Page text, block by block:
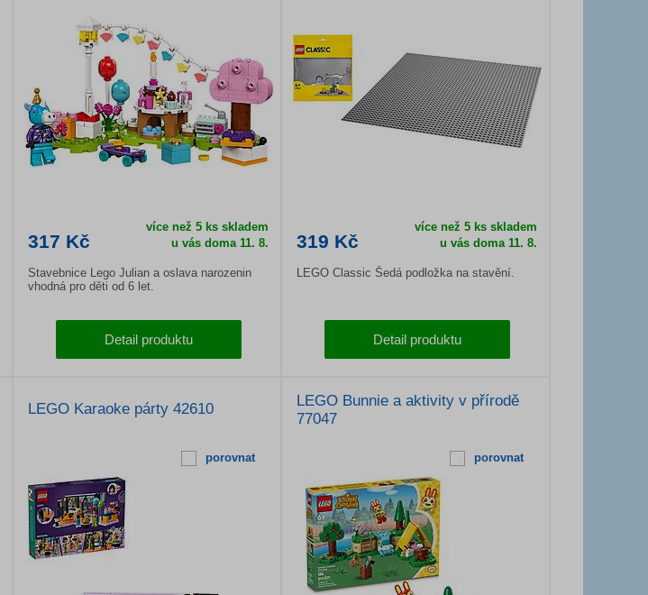
317 Kč
více než 5 ks skladem
u vás doma 11. 8.
Stavebnice Lego Julian a oslava narozenin
vhodná pro děti od 6 let.
Detail produktu
319 Kč
více než 5 ks skladem
u vás doma 11. 8.
LEGO Classic Šedá podložka na stavění.
Detail produktu
LEGO Karaoke párty 42610
porovnat
LEGO Bunnie a aktivity v přírodě
77047
porovnat